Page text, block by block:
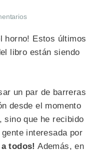
horno! Estos últimos
libro están siendo
un par de barreras
desde el momento
sino que he recibido
interesada por
todos! Además, en